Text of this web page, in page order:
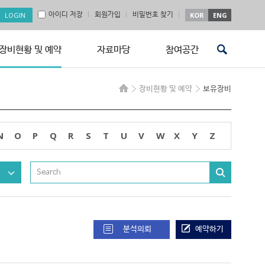
아이디 저장 회원가입 비밀번호 찾기 KOR ENG
비현황 및 예약 자료마당 참여공간
장비현황 및 예약 보유장비
O P Q R S T U V W X Y Z
분석의뢰 예약하기